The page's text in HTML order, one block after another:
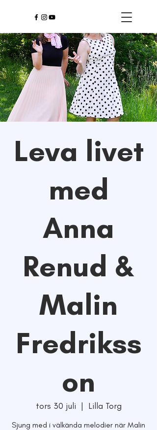
Leva livet
med
Anna
Renud &
Malin
Fredrikss
on
tors 30 juli
  |
Lilla Torg
Sjung med i välkända melodier när Malin